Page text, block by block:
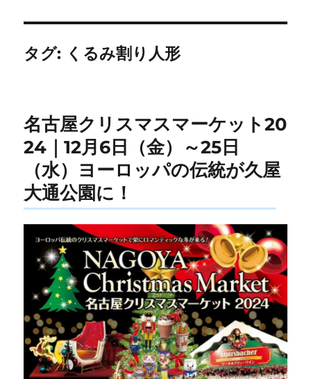
タグ: くるみ割り人形
名古屋クリスマスマーケット20
24｜12月6日（金）～25日
（水）ヨーロッパの伝統が久屋
大通公園に！